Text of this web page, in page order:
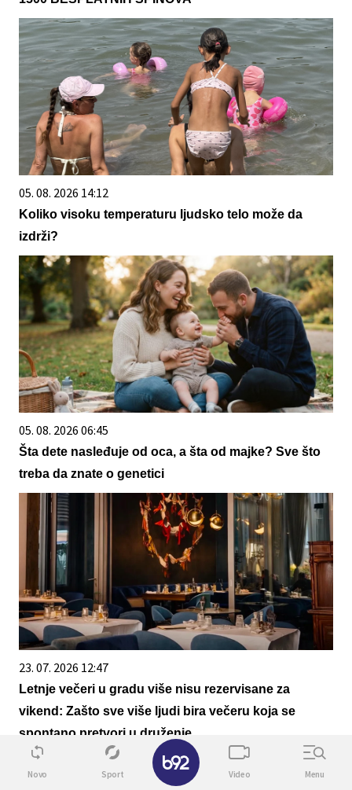
05. 08. 2026 14:12
Koliko visoku temperaturu ljudsko telo može da
izdrži?
05. 08. 2026 06:45
Šta dete nasleđuje od oca, a šta od majke? Sve što
treba da znate o genetici
23. 07. 2026 12:47
Letnje večeri u gradu više nisu rezervisane za
vikend: Zašto sve više ljudi bira večeru koja se
spontano pretvori u druženje
Novo Sport Video Menu
✕